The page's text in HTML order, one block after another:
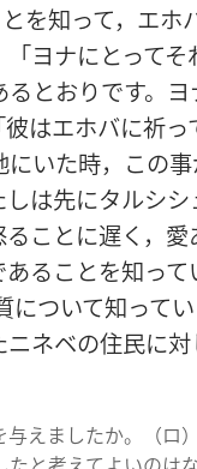
を知って，エホ
ヨナにとって
とおりです。
はエホバに祈
いた時，この
は先にタルシ
ことに遅く，
ることを知って
について知って
ネベの住民に
えましたか。（ロ